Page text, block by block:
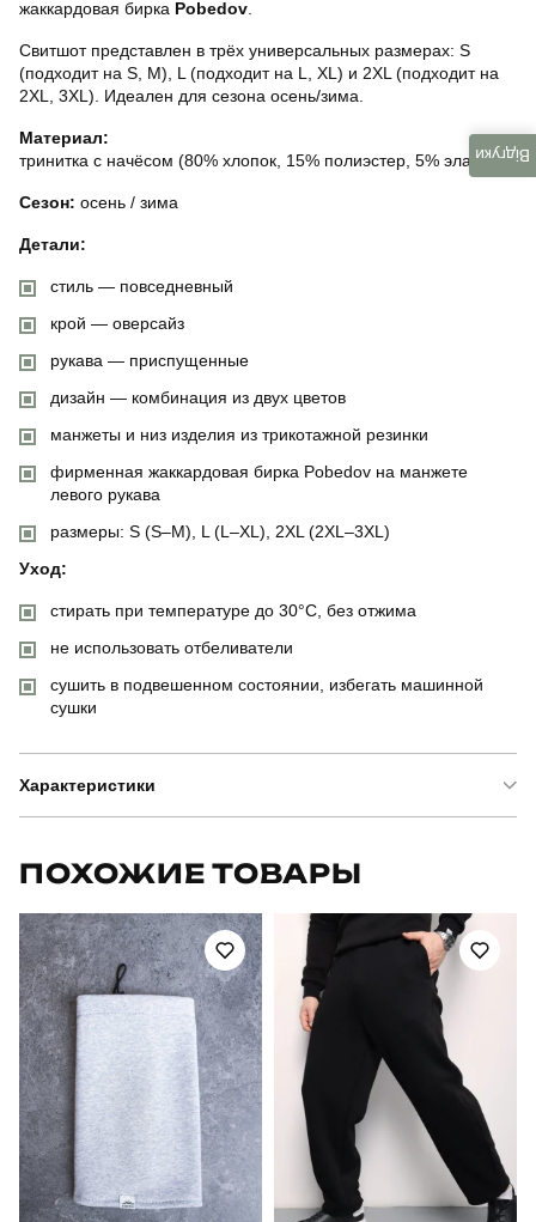
жаккардовая бирка Pobedov
Свитшот представлен в трёх универсальных размерах: S
(подходит на S, M), L (подходит на L, XL) и 2XL (подходит на
2XL, 3XL). Идеален для сезона осень/зима.
Материал:
тринитка с начёсом (80% хлопок, 15% полиэстер, 5% эластан)
Сезон: осень / зима
Детали:
стиль — повседневный
крой — оверсайз
рукава — приспущенные
дизайн — комбинация из двух цветов
манжеты и низ изделия из трикотажной резинки
фирменная жаккардовая бирка Pobedov на манжете
левого рукава
размеры: S (S–M), L (L–XL), 2XL (2XL–3XL)
Уход:
стирать при температуре до 30°C, без отжима
не использовать отбеливатели
сушить в подвешенном состоянии, избегать машинной
сушки
Характеристики
Призначення для повсякденного носіння
Стиль повсякденний
Сезон
Склад тканини 80% бавовна, 15% поліестер, 5% еластан
Країна - виробник україна
ПОХОЖИЕ ТОВАРЫ
Відгуки